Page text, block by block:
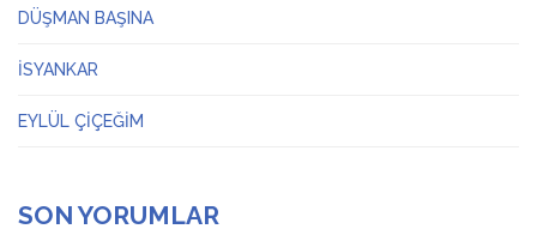
DÜŞMAN BAŞINA
İSYANKAR
EYLÜL ÇİÇEĞİM
SON YORUMLAR